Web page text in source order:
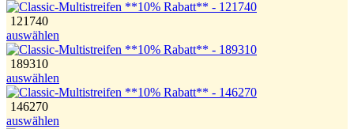
121740
auswählen
189310
auswählen
146270
auswählen